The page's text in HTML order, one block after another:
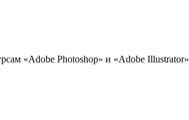
«Adobe Photoshop» и «Adobe Illustrator»